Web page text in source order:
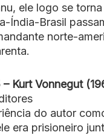
ele logo se
Índia-Brasil
norte-
Kurt Vonnegut
do autor
era prisioneiro